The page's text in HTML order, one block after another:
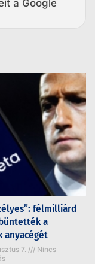
a Google
félmilliárd
a
anyacégét
7.
Nincs